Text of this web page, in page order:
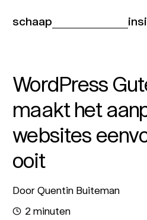
schaap
WordPress
maakt het
websites
ooit
Door Quentin Buiteman
2 minuten